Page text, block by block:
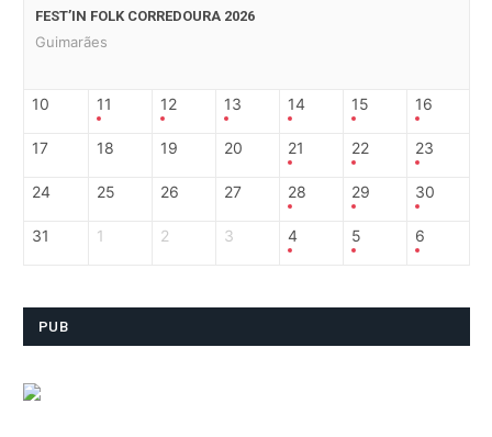
FEST’IN FOLK CORREDOURA 2026
Guimarães
10 11 12 13 14 15 16
17 18 19 20 21 22 23
24 25 26 27 28 29 30
31 1 2 3 4 5 6
PUB